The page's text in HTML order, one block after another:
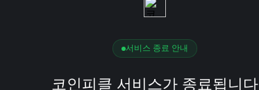
서비스 종료 안내
코인피클 서비스가 종료됩니다